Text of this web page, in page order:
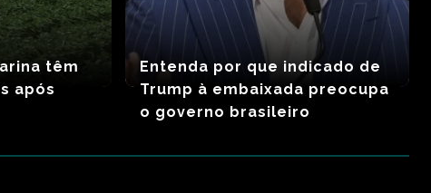
têm
após
Entenda por que indicado de
Trump à embaixada preocupa
o governo brasileiro